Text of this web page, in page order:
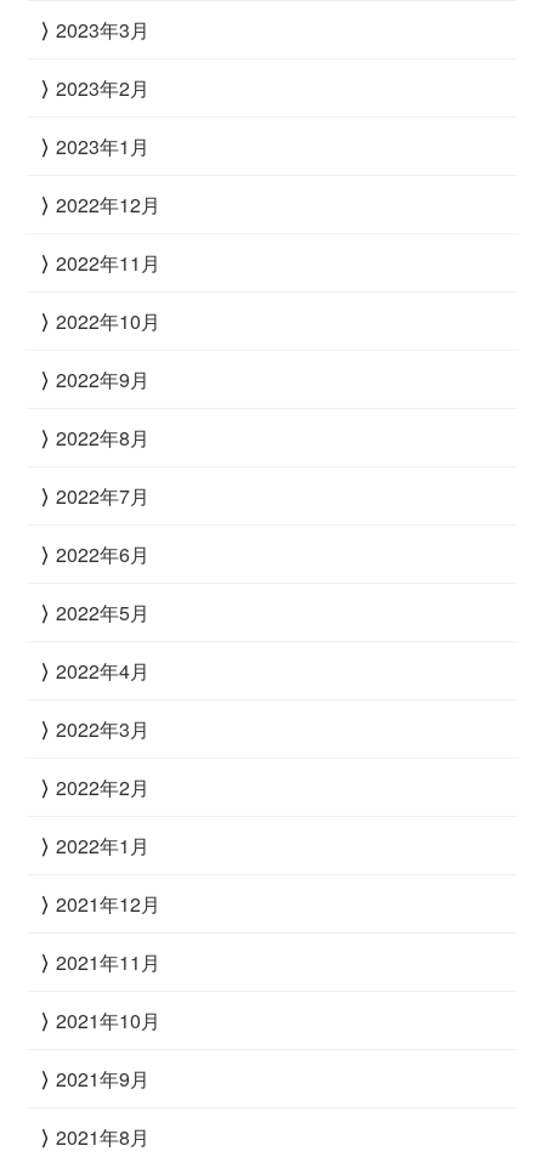
2023年3月
2023年2月
2023年1月
2022年12月
2022年11月
2022年10月
2022年9月
2022年8月
2022年7月
2022年6月
2022年5月
2022年4月
2022年3月
2022年2月
2022年1月
2021年12月
2021年11月
2021年10月
2021年9月
2021年8月